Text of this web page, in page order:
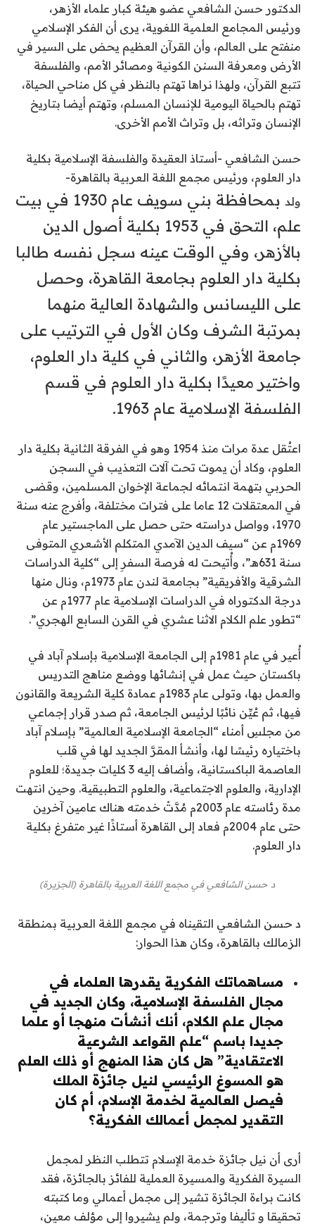
الدكتور حسن الشافعي عضو هيئة كبار علماء الأزهر،
ورئيس المجامع العلمية اللغوية، يرى أن الفكر الإسلامي
منفتح على العالم، وأن القرآن العظيم يحض على السير في
الأرض ومعرفة السنن الكونية ومصائر الأمم، والفلسفة
تتبع القرآن، ولهذا نراها تهتم بالنظر في كل مناحي الحياة،
تهتم بالحياة اليومية للإنسان المسلم، وتهتم أيضا بتاريخ
الإنسان وتراثه، بل وتراث الأمم الأخرى.
حسن الشافعي -أستاذ العقيدة والفلسفة الإسلامية بكلية
دار العلوم، ورئيس مجمع اللغة العربية بالقاهرة-
ولد
بمحافظة بني سويف عام 1930 في بيت
علم،
التحق في 1953 بكلية أصول الدين
بالأزهر، وفي الوقت عينه سجل نفسه طالبا
بكلية دار العلوم بجامعة القاهرة، وحصل
على الليسانس والشهادة العالية منهما
بمرتبة الشرف وكان الأول في الترتيب على
جامعة الأزهر، والثاني في كلية دار العلوم،
واختير معيدًا بكلية دار العلوم في قسم
الفلسفة الإسلامية عام 1963.
اعتُقل عدة مرات منذ 1954 وهو في الفرقة الثانية بكلية دار
العلوم، وكاد أن يموت تحت آلات التعذيب في السجن
الحربي بتهمة انتمائه لجماعة الإخوان المسلمين، وقضى
في المعتقلات 12 عاما على فترات مختلفة، وأفرج عنه سنة
1970، وواصل دراسته حتى حصل على الماجستير عام
1969م عن “سيف الدين الآمدي المتكلم الأشعري المتوفى
سنة 631هـ”، وأُتيحت له فرصة السفرِ إلى “كلية الدراسات
الشرقية والأفريقية” بجامعة لندن عام 1973م، ونال منها
درجة الدكتوراه في الدراسات الإسلامية عام 1977م عن
“تطور علم الكلام الاثنا عشري في القرن السابع الهجري”.
أُعير في عام 1981م إلى الجامعة الإسلامية بإسلام آباد في
باكستان حيث عمل في إنشائها ووضع مناهج التدريس
والعمل بها، وتولى عام 1983م عمادة كلية الشريعة والقانون
فيها، ثم عُيِّن نائبًا لرئيس الجامعة، ثم صدر قرار إجماعي
من مجلسِ أمناء “الجامعة الإسلامية العالمية” بإسلام آباد
باختياره رئيسًا لها، وأنشأ المقرَّ الجديد لها في قلب
العاصمة الباكستانية، وأضاف إليه 3 كليات جديدة؛ للعلوم
الإدارية، والعلوم الاجتماعية، والعلوم التطبيقية. وحين انتهت
مدة رئاسته عام 2003م مُدَّتْ خدمته هناك عامين آخرين
حتى عام 2004م فعاد إلى القاهرة أستاذًا غير متفرغ بكلية
دار العلوم.
د حسن الشافعي في مجمع اللغة العربية بالقاهرة (الجزيرة)
د حسن الشافعي التقيناه في مجمع اللغة العربية بمنطقة
الزمالك بالقاهرة، وكان هذا الحوار:
مساهماتك الفكرية يقدرها العلماء في
مجال الفلسفة الإسلامية، وكان الجديد في
مجال علم الكلام، أنك أنشأت منهجا أو علما
جديدا باسم “علم القواعد الشرعية
الاعتقادية” هل كان هذا المنهج أو ذلك العلم
هو المسوغ الرئيسي لنيل جائزة الملك
فيصل العالمية لخدمة الإسلام، أم كان
التقدير لمجمل أعمالك الفكرية؟
أرى أن نيل جائزة خدمة الإسلام تتطلب النظر لمجمل
السيرة الفكرية والمسيرة العملية للفائز بالجائزة، فقد
كانت براءة الجائزة تشير إلى مجمل أعمالي وما كتبته
تحقيقا و تأليفا وترجمة، ولم يشيروا إلى مؤلف معين،